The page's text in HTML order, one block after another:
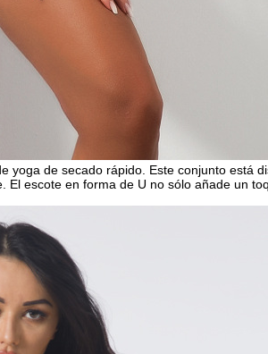
yoga de secado rápido. Este conjunto está
escote en forma de U no sólo añade un